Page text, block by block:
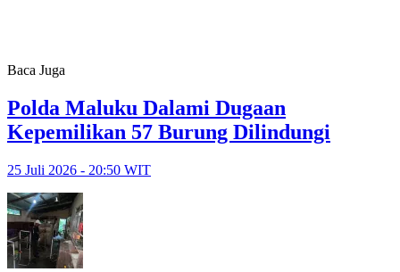
Baca Juga
Polda Maluku Dalami Dugaan
Kepemilikan 57 Burung Dilindungi
25 Juli 2026 - 20:50 WIT